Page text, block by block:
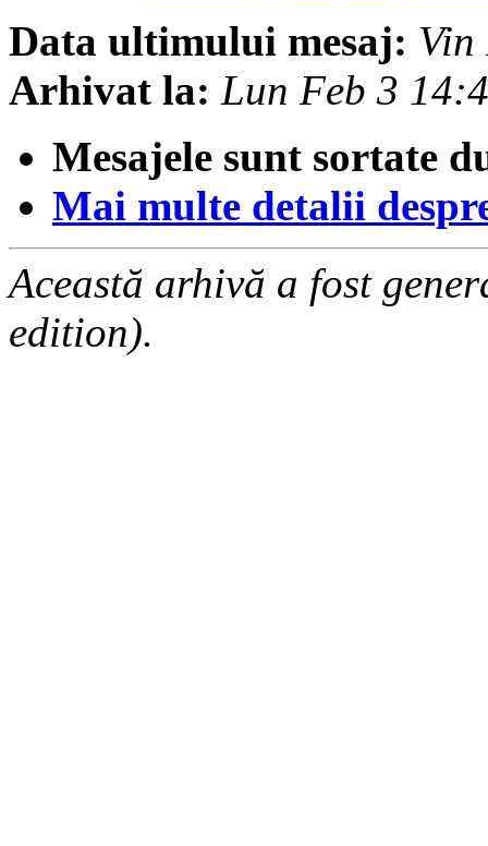
Data ultimului mesaj: Vin
Arhivat la: Lun Feb 3
Mesajele sunt sortate
Mai multe detalii
Această arhivă a fost
edition).